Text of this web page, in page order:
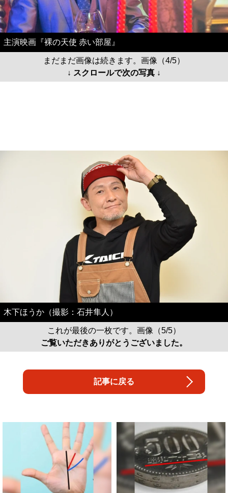
主演映画『裸の天使 赤い部屋』
まだまだ画像は続きます。画像（4/5）
↓ スクロールで次の写真 ↓
木下ほうか（撮影：石井隼人）
これが最後の一枚です。画像（5/5）
ご覧いただきありがとうございました。
記事に戻る